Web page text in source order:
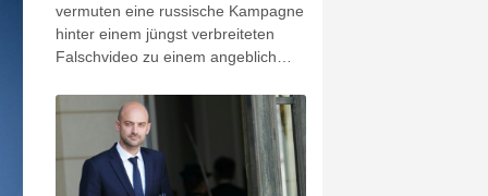
vermuten eine russische Kampagne
hinter einem jüngst verbreiteten
Falschvideo zu einem angeblich
Kanzler Friedrich Merz (CDU).
"Urheber ist wahrscheinlich Storm
1516", hieß es am Freitag aus
Sicherheitskreisen gegenüber der